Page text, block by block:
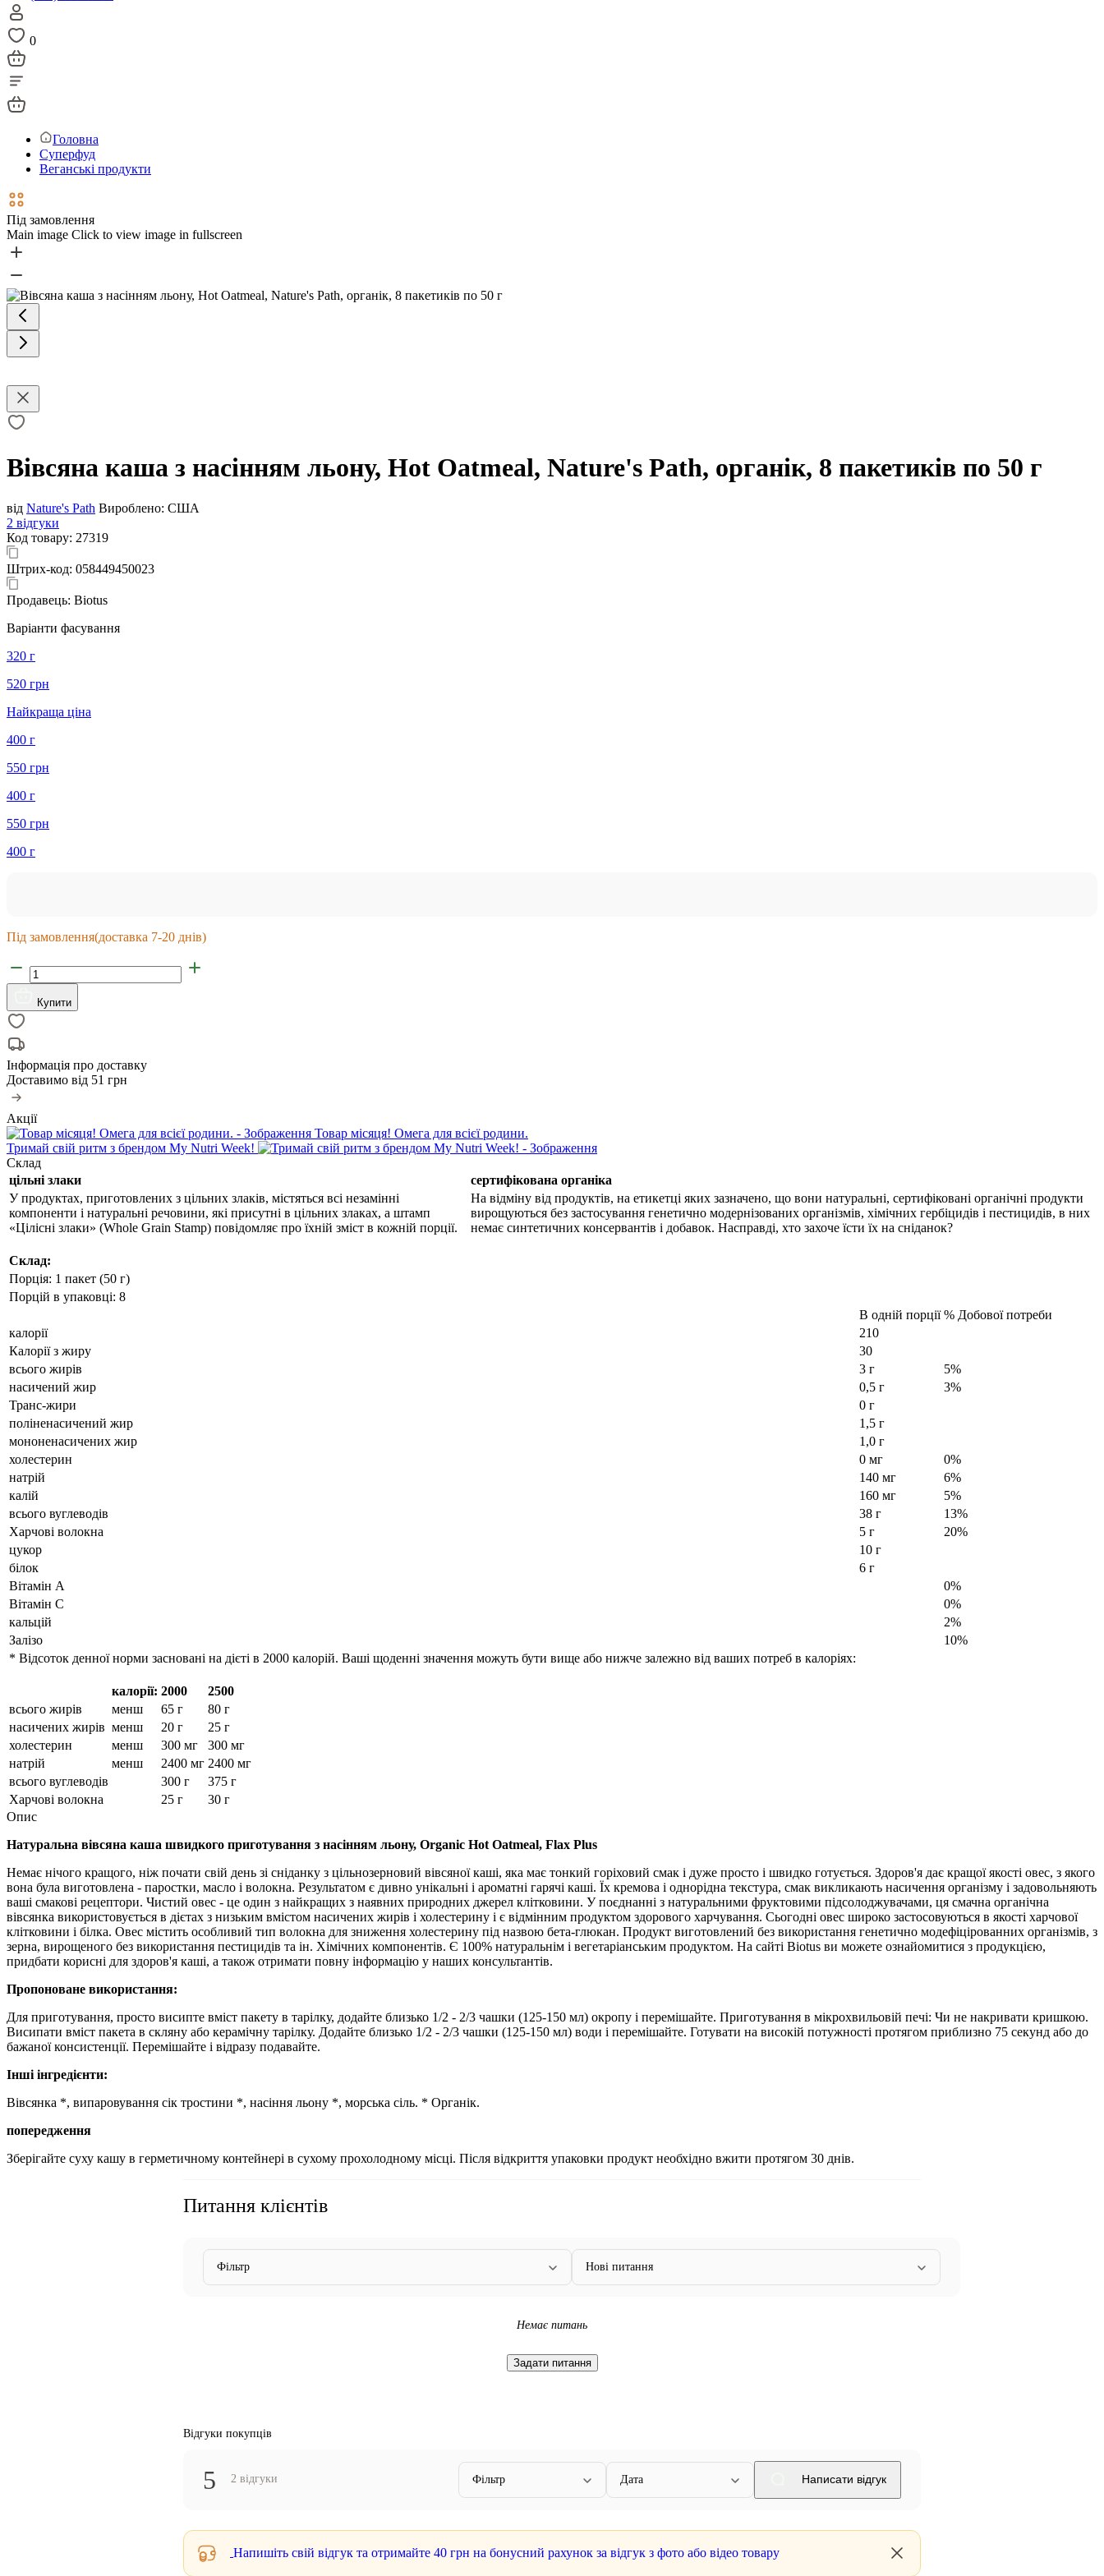
0
Головна
Суперфуд
Веганські продукти
Під замовлення
Main image Click to view image in fullscreen
Вівсяна каша з насінням льону, Hot Oatmeal, Nature's Path, органік, 8 пакетиків по 50 г
від Nature's Path Вироблено: США
2 відгуки
Код товару: 27319
Штрих-код: 058449450023
Продавець: Biotus
Варіанти фасування
320 г
520 грн
Найкраща ціна
400 г
550 грн
400 г
550 грн
400 г
Під замовлення(доставка 7-20 днів)
Купити
Інформація про доставку
Доставимо від 51 грн
Акції
Товар місяця! Омега для всієї родини.
Тримай свій ритм з брендом My Nutri Week!
Склад
цільні злаки
сертифікована органіка
У продуктах, приготовлених з цільних злаків, містяться всі незамінні
компоненти і натуральні речовини, які присутні в цільних злаках, а штамп
«Цілісні злаки» (Whole Grain Stamp) повідомляє про їхній зміст в кожній порції.
На відміну від продуктів, на етикетці яких зазначено, що вони натуральні, сертифіковані органічні продукти
вирощуються без застосування генетично модернізованих організмів, хімічних гербіцидів і пестицидів, в них
немає синтетичних консервантів і добавок. Насправді, хто захоче їсти їх на сніданок?
Склад:
Порція: 1 пакет (50 г)
Порцій в упаковці: 8
В одній порції % Добової потреби
калорії
210
Калорії з жиру
30
всього жирів
3 г
5%
насичений жир
0,5 г
3%
Транс-жири
0 г
поліненасичений жир
1,5 г
мононенасичених жир
1,0 г
холестерин
0 мг
0%
натрій
140 мг
6%
калій
160 мг
5%
всього вуглеводів
38 г
13%
Харчові волокна
5 г
20%
цукор
10 г
білок
6 г
Вітамін А
0%
Вітамін С
0%
кальцій
2%
Залізо
10%
* Відсоток денної норми засновані на дієті в 2000 калорій. Ваші щоденні значення можуть бути вище або нижче залежно від ваших потреб в калоріях:
калорії: 2000
2500
всього жирів
менш 65 г
80 г
насичених жирів менш 20 г
25 г
холестерин
менш 300 мг
300 мг
натрій
менш 2400 мг 2400 мг
всього вуглеводів
300 г
375 г
Харчові волокна
25 г
30 г
Опис
Натуральна вівсяна каша швидкого приготування з насінням льону, Organic Hot Oatmeal, Flax Plus
Немає нічого кращого, ніж почати свій день зі сніданку з цільнозерновий вівсяної каші, яка має тонкий горіховий смак і дуже просто і швидко готується. Здоров'я дає кращої якості овес, з якого
вона була виготовлена ​​- паростки, масло і волокна. Результатом є дивно унікальні і ароматні гарячі каші. Їх кремова і однорідна текстура, смак викликають насичення організму і задовольняють
ваші смакові рецептори. Чистий овес - це один з найкращих з наявних природних джерел клітковини. У поєднанні з натуральними фруктовими підсолоджувачами, ця смачна органічна
вівсянка використовується в дієтах з низьким вмістом насичених жирів і холестерину і є відмінним продуктом здорового харчування. Сьогодні овес широко застосовуються в якості харчової
клітковини і білка. Овес містить особливий тип волокна для зниження холестерину під назвою бета-глюкан. Продукт виготовлений без використання генетично модефіцірованних організмів, з
зерна, вирощеного без використання пестицидів та ін. Хімічних компонентів. Є 100% натуральнім і вегетаріанським продуктом. На сайті Biotus ви можете ознайомитися з продукцією,
придбати корисні для здоров'я каші, а також отримати повну інформацію у наших консультантів.
Пропоноване використання:
Для приготування, просто висипте вміст пакету в тарілку, додайте близько 1/2 - 2/3 чашки (125-150 мл) окропу і перемішайте. Приготування в мікрохвильовій печі: Чи не накривати кришкою.
Висипати вміст пакета в скляну або керамічну тарілку. Додайте близько 1/2 - 2/3 чашки (125-150 мл) води і перемішайте. Готувати на високій потужності протягом приблизно 75 секунд або до
бажаної консистенції. Перемішайте і відразу подавайте.
Інші інгредієнти:
Вівсянка *, випаровування сік тростини *, насіння льону *, морська сіль. * Органік.
попередження
Зберігайте суху кашу в герметичному контейнері в сухому прохолодному місці. Після відкриття упаковки продукт необхідно вжити протягом 30 днів.
Питання клієнтів
Фільтр Нові питання
Немає питань
Задати питання
Відгуки покупців
5 2 відгуки Фільтр Дата Написати відгук
Напишіть свій відгук та отримайте 40 грн на бонусний рахунок за відгук з фото або відео товару